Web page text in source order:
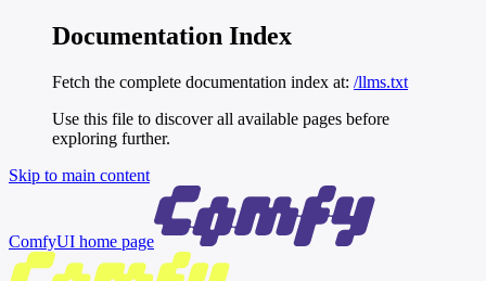
Documentation Index
Fetch the complete documentation index at: /llms.txt
Use this file to discover all available pages before
exploring further.
Skip to main content
ComfyUI home page